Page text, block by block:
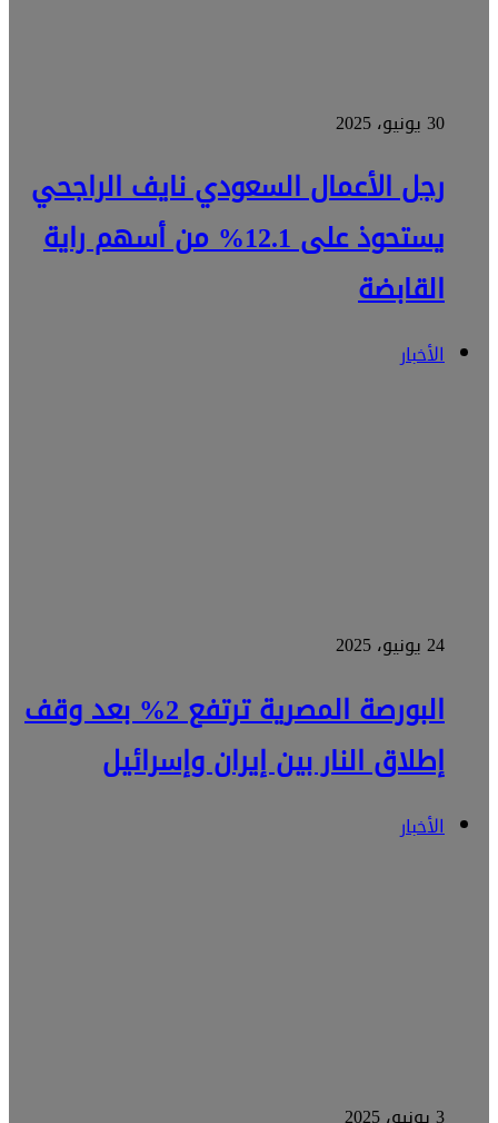
30 يونيو، 2025
رجل الأعمال السعودي نايف الراجحي
يستحوذ على 12.1% من أسهم راية
القابضة
الأخبار
24 يونيو، 2025
البورصة المصرية ترتفع 2% بعد وقف
إطلاق النار بين إيران وإسرائيل
الأخبار